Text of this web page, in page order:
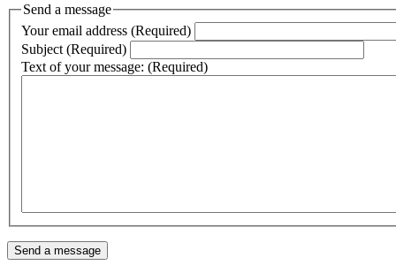
Send a message
Your email address (Required)
Subject (Required)
Text of your message: (Required)